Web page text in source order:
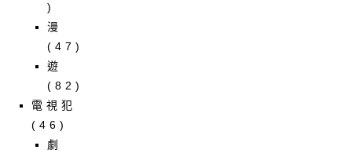
)
漫
(47)
遊
(82)
電視犯
(46)
劇